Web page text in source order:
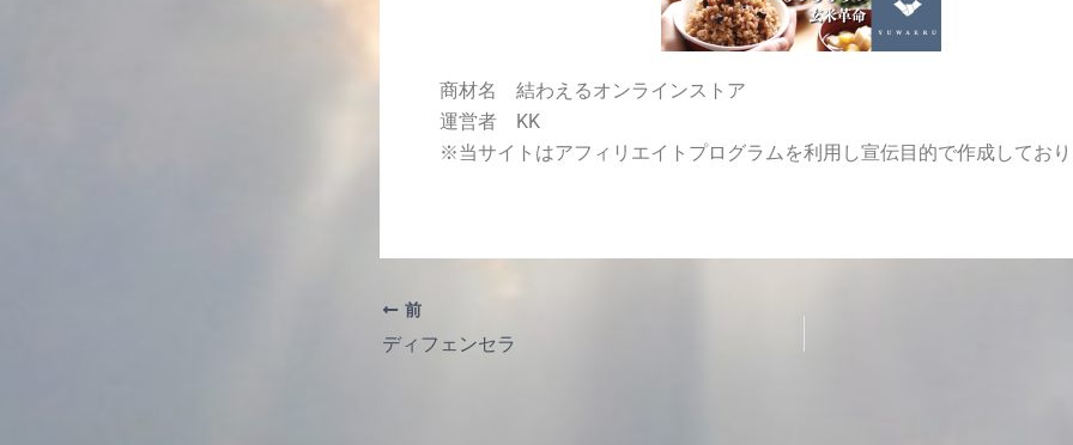
商材名 結わえるオンラインストア
運営者 KK
※当サイトはアフィリエイトプログラムを利用し宣伝目的で作成してお
前
ディフェンセラ